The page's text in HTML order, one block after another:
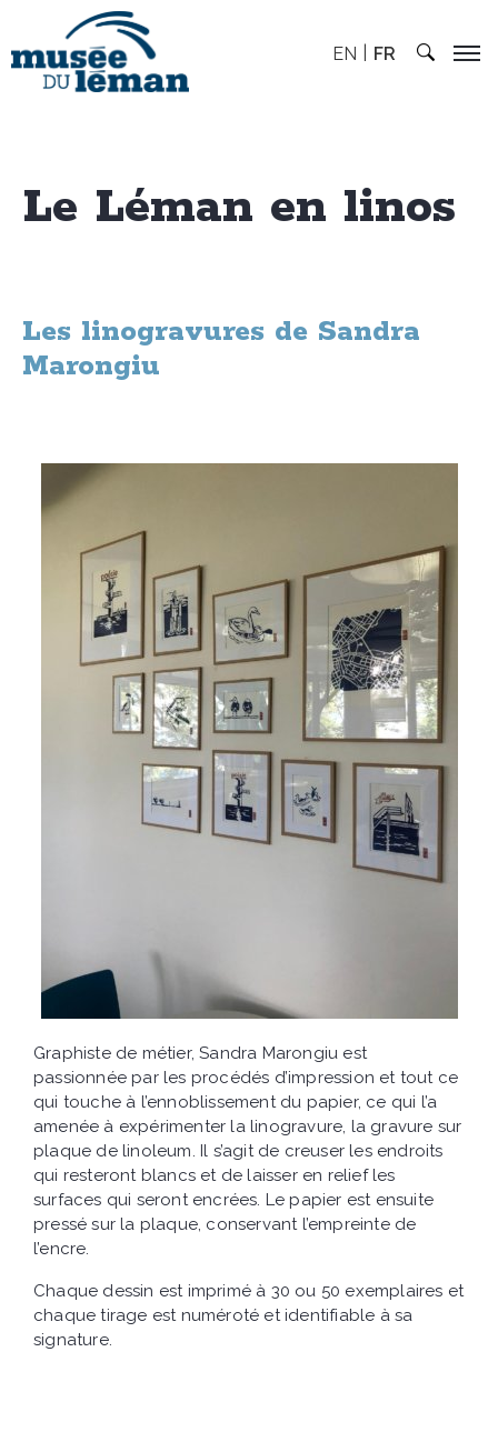
FR
EN
Le Léman en linos
Les linogravures de Sandra
Marongiu
Graphiste de métier, Sandra Marongiu est
passionnée par les procédés d’impression et tout ce
qui touche à l’ennoblissement du papier, ce qui l’a
amenée à expérimenter la linogravure, la gravure sur
plaque de linoleum. Il s’agit de creuser les endroits
qui resteront blancs et de laisser en relief les
surfaces qui seront encrées. Le papier est ensuite
pressé sur la plaque, conservant l’empreinte de
l’encre.
Chaque dessin est imprimé à 30 ou 50 exemplaires et
chaque tirage est numéroté et identifiable à sa
signature.